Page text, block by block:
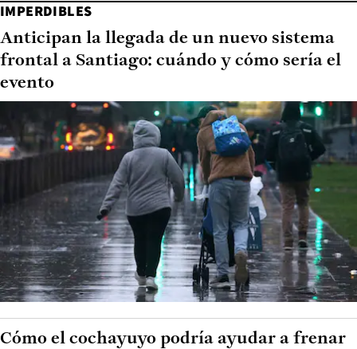
IMPERDIBLES
Anticipan la llegada de un nuevo sistema
frontal a Santiago: cuándo y cómo sería el
evento
Cómo el cochayuyo podría ayudar a frenar